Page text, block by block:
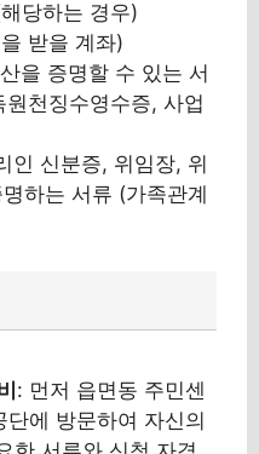
당하는 경우)
받을 계좌)
을 증명할 수 있는 서
천징수영수증, 사업
인 신분증, 위임장, 위
하는 서류 (가족관계
: 먼저 읍면동 주민센
단에 방문하여 자신의